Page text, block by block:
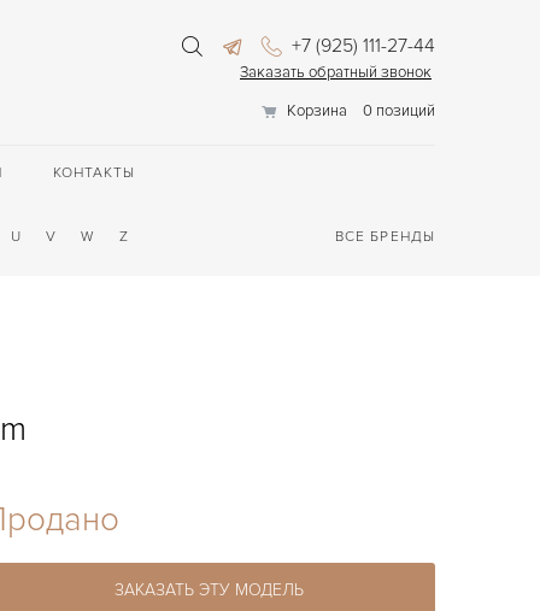
+7 (925) 111-27-44
Заказать обратный звонок
Корзина
0 позиций
КОНТАКТЫ
U V W Z ВСЕ БРЕНДЫ
ЗАКАЗАТЬ ЭТУ МОДЕЛЬ